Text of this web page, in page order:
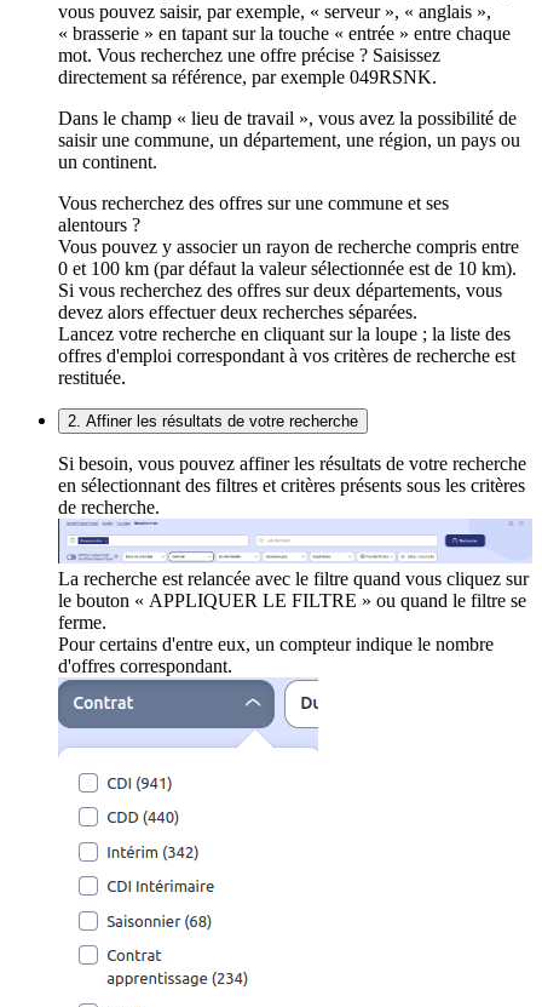
vous pouvez saisir, par exemple, « serveur », « anglais »,
« brasserie » en tapant sur la touche « entrée » entre chaque
mot. Vous recherchez une offre précise ? Saisissez
directement sa référence, par exemple 049RSNK.
Dans le champ « lieu de travail », vous avez la possibilité de
saisir une commune, un département, une région, un pays ou
un continent.
Vous recherchez des offres sur une commune et ses
alentours ?
Vous pouvez y associer un rayon de recherche compris entre
0 et 100 km (par défaut la valeur sélectionnée est de 10 km).
Si vous recherchez des offres sur deux départements, vous
devez alors effectuer deux recherches séparées.
Lancez votre recherche en cliquant sur la loupe ; la liste des
offres d'emploi correspondant à vos critères de recherche est
restituée.
2. Affiner les résultats de votre recherche
Si besoin, vous pouvez affiner les résultats de votre recherche
en sélectionnant des filtres et critères présents sous les critères
de recherche.
La recherche est relancée avec le filtre quand vous cliquez sur
le bouton « APPLIQUER LE FILTRE » ou quand le filtre se
ferme.
Pour certains d'entre eux, un compteur indique le nombre
d'offres correspondant.